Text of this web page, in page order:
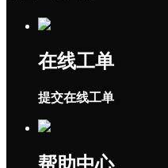
在线工单
提交在线工单